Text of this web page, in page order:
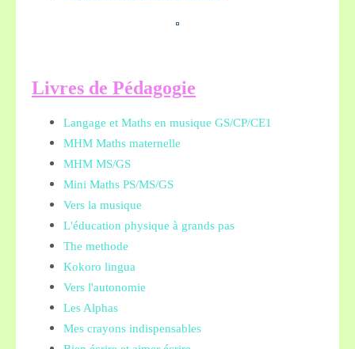
Livres de Pédagogie
Langage et Maths en musique GS/CP/CE1
MHM Maths maternelle
MHM MS/GS
Mini Maths PS/MS/GS
Vers la musique
L'éducation physique à grands pas
The methode
Kokoro lingua
Vers l'autonomie
Les Alphas
Mes crayons indispensables